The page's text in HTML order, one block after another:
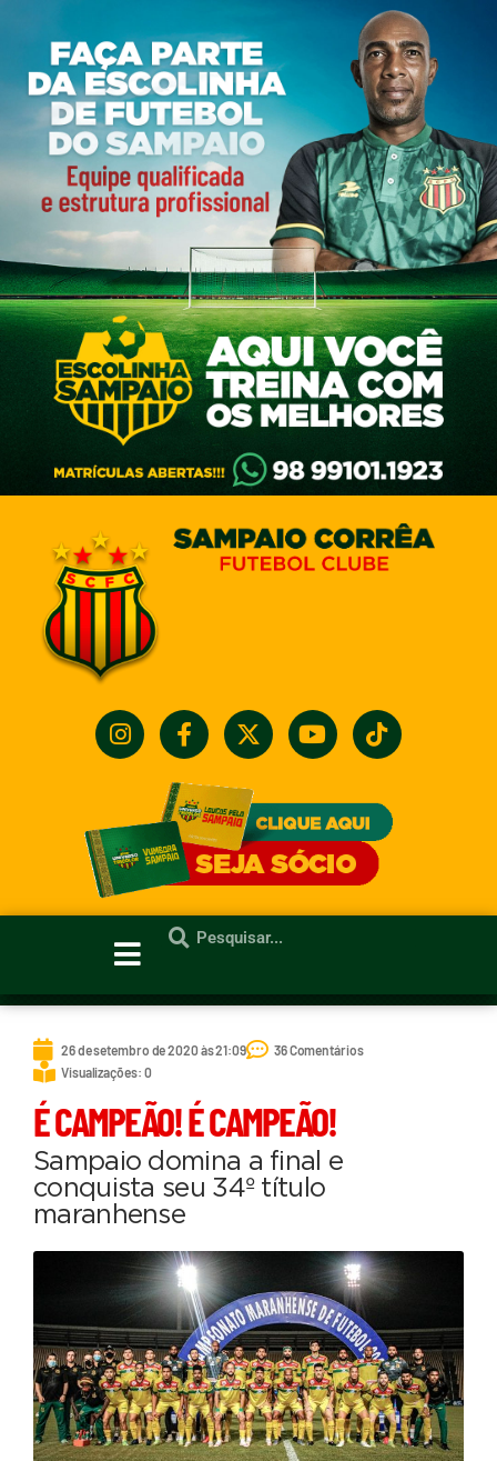
26 de setembro de 2020 às 21:09
36 Comentários
Visualizações: 0
É CAMPEÃO! É CAMPEÃO!
Sampaio domina a final e
conquista seu 34º título
maranhense